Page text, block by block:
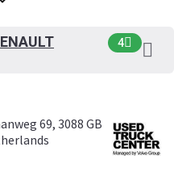
4
69, 3088 GB